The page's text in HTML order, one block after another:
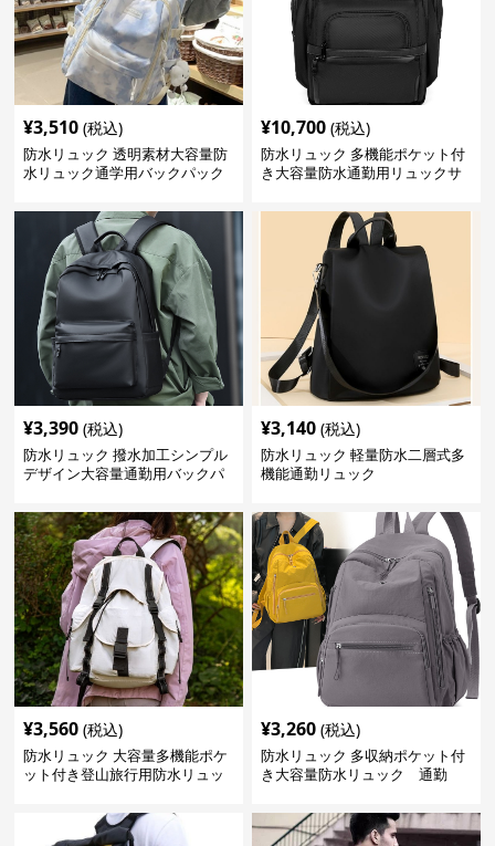
¥3,510 (税込)
防水リュック 透明素材大容量防
水リュック通学用バックパック
¥10,700 (税込)
防水リュック 多機能ポケット付
き大容量防水通勤用リュックサ
¥3,390 (税込)
防水リュック 撥水加工シンプル
デザイン大容量通勤用バックパ
¥3,140 (税込)
防水リュック 軽量防水二層式多
機能通勤リュック
¥3,560 (税込)
防水リュック 大容量多機能ポケ
ット付き登山旅行用防水リュッ
¥3,260 (税込)
防水リュック 多収納ポケット付
き大容量防水リュック 通勤